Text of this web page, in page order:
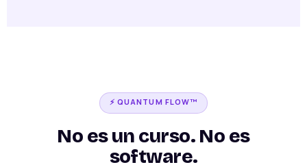
⚡ QUANTUM FLOW™
No es un curso. No es
software.